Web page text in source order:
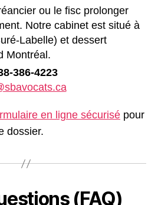
ou le fisc prolonger
Notre cabinet est situé à
Labelle) et dessert
Montréal.
386-4223
en ligne sécurisé pour
dossier.
(FAQ)